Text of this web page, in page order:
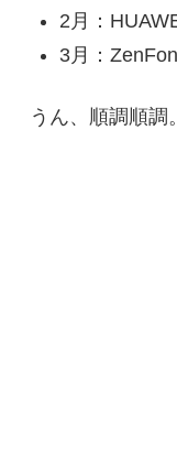
2月：
3月：
うん、順調順調。